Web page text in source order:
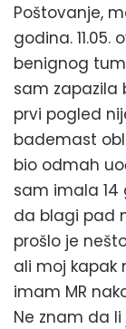
Poštovanje,
godina.
benignog
sam zapazila
prvi pogled
bademast
bio odmah
sam imala 14
da blagi pad
prošlo je
ali moj kapak
imam MR
Ne znam da